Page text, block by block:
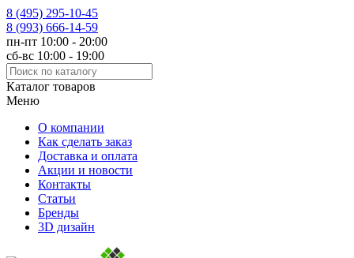
8 (495) 295-10-45
8 (993) 666-14-59
пн-пт 10:00 - 20:00
сб-вс 10:00 - 19:00
Каталог товаров
Меню
О компании
Как сделать заказ
Доставка и оплата
Акции и новости
Контакты
Статьи
Бренды
3D дизайн